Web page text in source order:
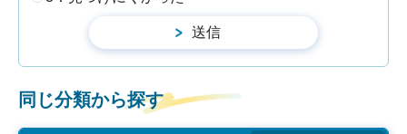
同じ分類から探す